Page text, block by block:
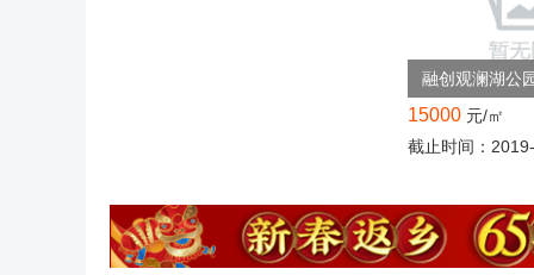
融创观澜湖公
15000 元/㎡
截止时间：